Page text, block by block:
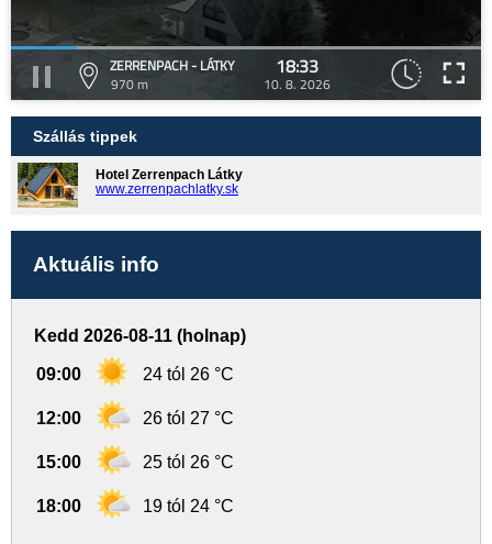
ZERRENPACH - LÁTKY
970 m
18:33
10. 8. 2026
Szállás tippek
Hotel Zerrenpach Látky
www.zerrenpachlatky.sk
Aktuális info
Kedd 2026-08-11 (holnap)
09:00 24 tól 26 °C
12:00 26 tól 27 °C
15:00 25 tól 26 °C
18:00 19 tól 24 °C